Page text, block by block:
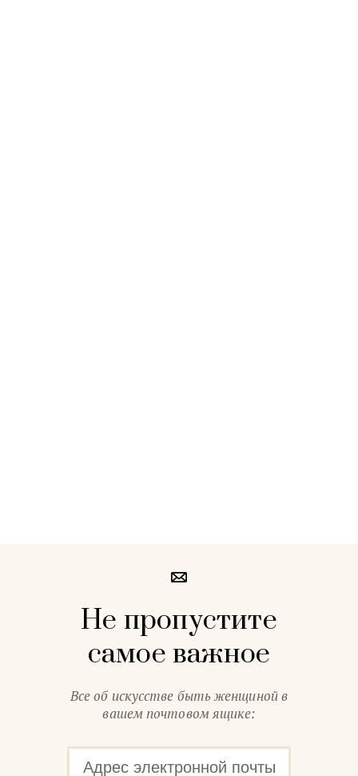
Не пропустите
самое важное
Все об искусстве быть женщиной в
вашем почтовом ящике: